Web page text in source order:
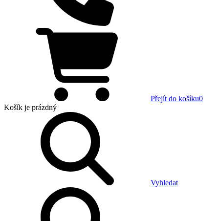
Přejít do košíku0
Košík je prázdný
Vyhledat